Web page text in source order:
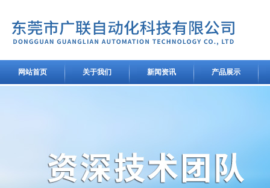
网站首页 关于我们 新闻资讯 产品展示